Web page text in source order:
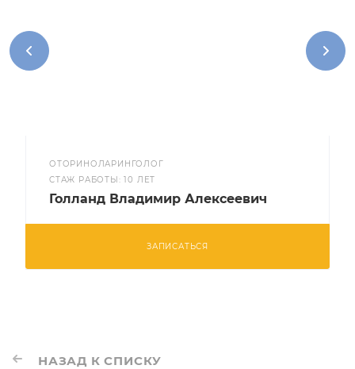
ОТОРИНОЛАРИНГОЛОГ
CТАЖ РАБОТЫ: 10 ЛЕТ
Голланд Владимир Алексеевич
ЗАПИСАТЬСЯ
НАЗАД К СПИСКУ